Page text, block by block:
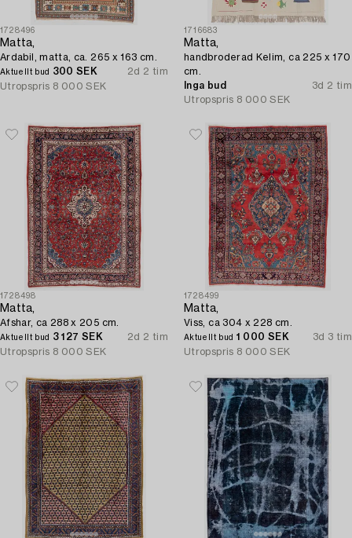
1728496
Matta,
Ardabil, matta, ca. 265 x 163 cm.
Aktuellt bud 300 SEK
2d 2 tim
Utropspris 8 000 SEK
1716683
Matta,
handbroderad Kelim, ca 225 x 170
cm.
Inga bud
3d 2 tim
Utropspris 8 000 SEK
1728498
Matta,
Afshar, ca 288 x 205 cm.
Aktuellt bud 3 127 SEK
2d 2 tim
Utropspris 8 000 SEK
1728499
Matta,
Viss, ca 304 x 228 cm.
Aktuellt bud 1 000 SEK
3d 3 tim
Utropspris 8 000 SEK